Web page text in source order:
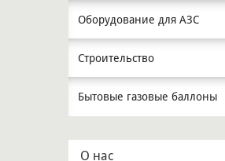
Оборудование для АЗС
Строительство
Бытовые газовые баллоны
О нас